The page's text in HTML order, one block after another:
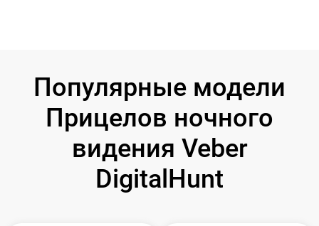
Популярные модели
Прицелов ночного
видения Veber
DigitalHunt